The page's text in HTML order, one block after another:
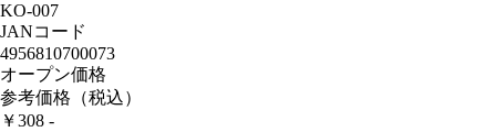
KO-007
JANコード
4956810700073
オープン価格
参考価格（税込）
￥308 -